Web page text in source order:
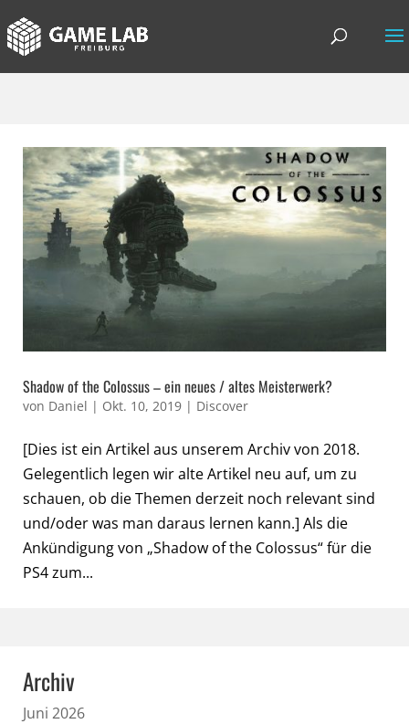
Shadow of the Colossus – ein neues / altes Meisterwerk?
von Daniel | Okt. 10, 2019 | Discover
[Dies ist ein Artikel aus unserem Archiv von 2018.
Gelegentlich legen wir alte Artikel neu auf, um zu
schauen, ob die Themen derzeit noch relevant sind
und/oder was man daraus lernen kann.] Als die
Ankündigung von „Shadow of the Colossus“ für die
PS4 zum...
Archiv
Juni 2026